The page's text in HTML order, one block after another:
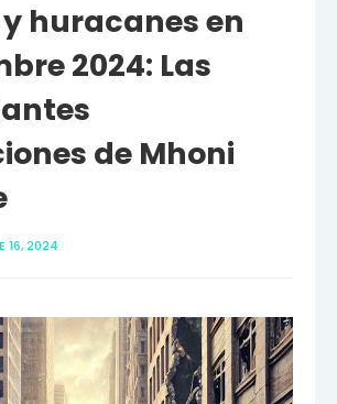
huracanes en
2024: Las
de Mhoni
16, 2024